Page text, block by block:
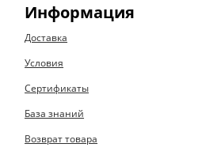
Информация
Доставка
Условия
Сертификаты
База знаний
Возврат товара